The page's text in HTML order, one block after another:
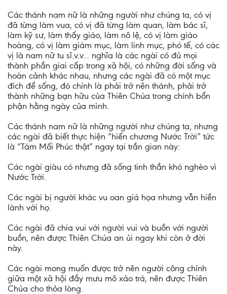
Các thánh nam nữ là những người như chúng ta, có vị
đã từng làm vua, có vị đã từng làm quan, làm bác sĩ,
làm kỹ sư, làm thấy giáo, làm nô lệ, có vị làm giáo
hoàng, có vị làm giám mục, làm linh mục, phó tế, có các
vị là nam nữ tu sĩ.v.v... nghĩa là các ngài có đủ mọi
thành phần giai cấp trong xã hội, có những đời sống và
hoàn cảnh khác nhau, nhưng các ngài đã có một mục
đích để sống, đó chính là phải trở nên thánh, phải trở
thành những bạn hữu của Thiên Chúa trong chính bổn
phận hằng ngày của mình.
Các thánh nam nữ là những người như chúng ta, nhưng
các ngài đã biết thực hiện “hiến chương Nước Trời” tức
là “Tám Mối Phúc thật” ngay tại trần gian này:
Các ngài giàu có nhưng đã sống tinh thần khó nghèo vì
Nước Trời.
Các ngài bị người khác vu oan giá họa nhưng vẫn hiền
lành với họ.
Các ngài đã chia vui với người vui và buồn với người
buồn, nên được Thiên Chúa an ủi ngay khi còn ở đời
này.
Các ngài mong muốn được trở nên người công chính
giữa một xã hội đầy mưu mô xảo trá, nên được Thiên
Chúa cho thỏa lòng.